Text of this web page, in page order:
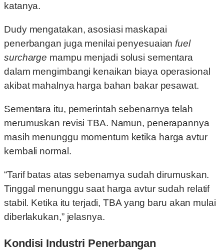
katanya.
Dudy mengatakan, asosiasi maskapai
penerbangan juga menilai penyesuaian fuel
surcharge mampu menjadi solusi sementara
dalam mengimbangi kenaikan biaya operasional
akibat mahalnya harga bahan bakar pesawat.
Sementara itu, pemerintah sebenarnya telah
merumuskan revisi TBA. Namun, penerapannya
masih menunggu momentum ketika harga avtur
kembali normal.
“Tarif batas atas sebenarnya sudah dirumuskan.
Tinggal menunggu saat harga avtur sudah relatif
stabil. Ketika itu terjadi, TBA yang baru akan mulai
diberlakukan,” jelasnya.
Kondisi Industri Penerbangan